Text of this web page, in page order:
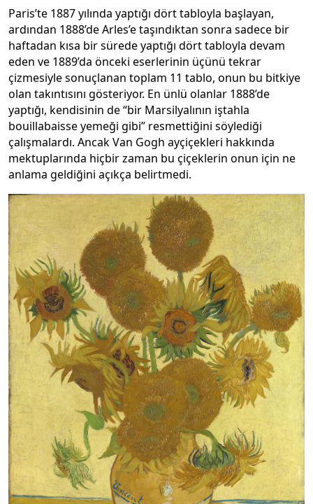
Paris’te 1887 yılında yaptığı dört tabloyla başlayan,
ardından 1888’de Arles’e taşındıktan sonra sadece bir
haftadan kısa bir sürede yaptığı dört tabloyla devam
eden ve 1889’da önceki eserlerinin üçünü tekrar
çizmesiyle sonuçlanan toplam 11 tablo, onun bu bitkiye
olan takıntısını gösteriyor. En ünlü olanlar 1888’de
yaptığı, kendisinin de “bir Marsilyalının iştahla
bouillabaisse yemeği gibi” resmettiğini söylediği
çalışmalardı. Ancak Van Gogh ayçiçekleri hakkında
mektuplarında hiçbir zaman bu çiçeklerin onun için ne
anlama geldiğini açıkça belirtmedi.